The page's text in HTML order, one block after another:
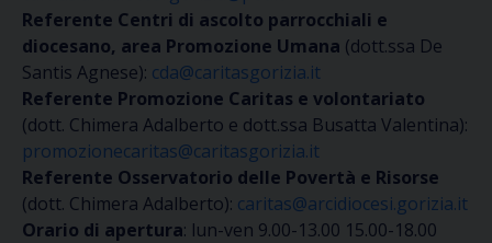
Referente Centri di ascolto parrocchiali e
diocesano, area Promozione Umana (dott.ssa De
Santis Agnese): cda@caritasgorizia.it
Referente Promozione Caritas e volontariato
(dott. Chimera Adalberto e dott.ssa Busatta Valentina):
promozionecaritas@caritasgorizia.it
Referente Osservatorio delle Povertà e Risorse
(dott. Chimera Adalberto): caritas@arcidiocesi.gorizia.it
Orario di apertura: lun-ven 9.00-13.00 15.00-18.00